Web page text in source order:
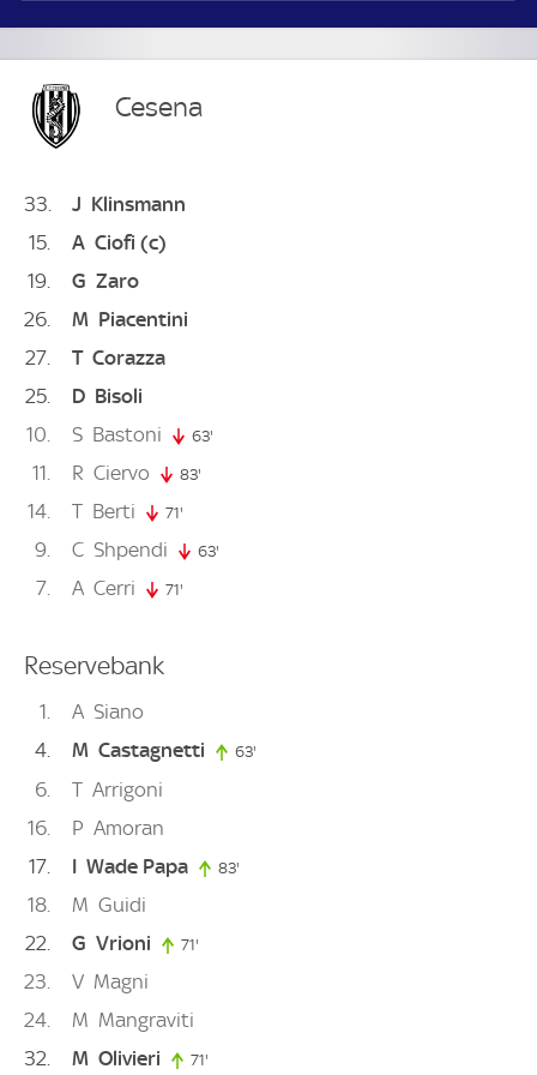
Cesena
33 J Klinsmann
15
A Ciofi (c)
19
G Zaro
26
M Piacentini
27
T Corazza
25
D Bisoli
10
S Bastoni 63'
11 R Ciervo 83'
14 T Berti 71'
9 C Shpendi 63'
7 A Cerri 71'
Reservebank
1 A Siano
4
M Castagnetti 63'
6 T Arrigoni
16
P Amoran
17
I Wade Papa 83'
18 M Guidi
22
G Vrioni 71'
23 V Magni
24
M Mangraviti
32
M Olivieri 71'